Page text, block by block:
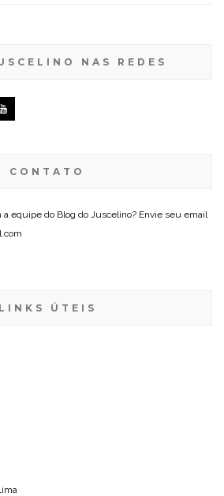
NAS REDES
CONTATO
equipe do Blog do Juscelino? Envie seu email
LINKS ÚTEIS